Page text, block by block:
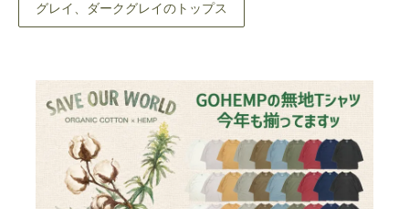
グレイ、ダークグレイのトップス